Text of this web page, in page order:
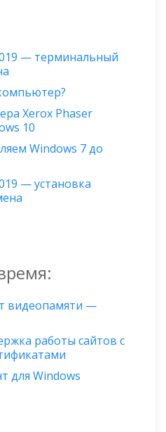
— терминальный
Xerox Phaser
10
Windows 7 до
— установка
видеопамяти —
работы сайтов с
для Windows